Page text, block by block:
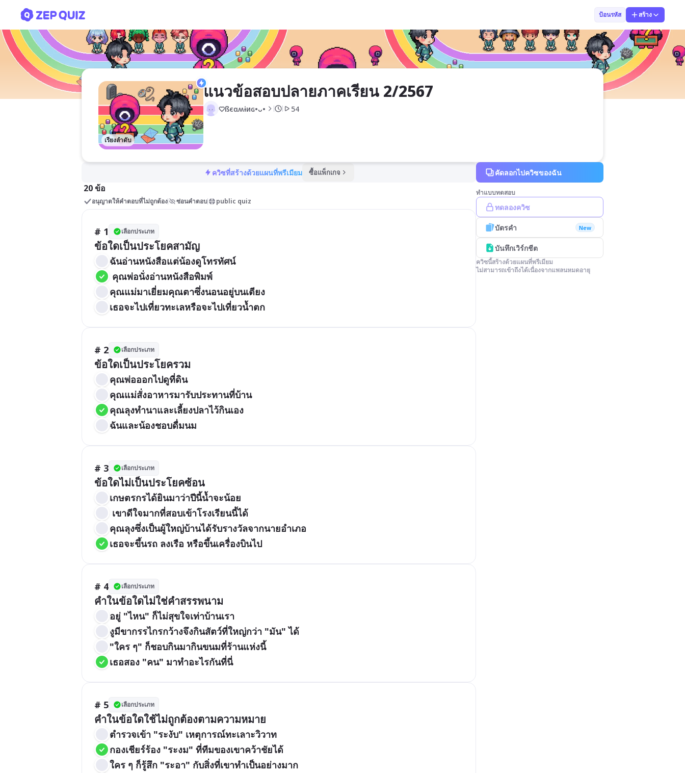
ป้อนรหัส สร้าง
เรียงลำดับ
แนวข้อสอบปลายภาคเรียน 2/2567
♡ßєɑʍɨиɢ•ᴗ• 54
ควิซที่สร้างด้วยแผนที่พรีเมียม ซื้อแพ็กเกจ
20 ข้อ
อนุญาตให้คำตอบที่ไม่ถูกต้อง ซ่อนคำตอบ public quiz
# 1 เลือกประเภท
ข้อใดเป็นประโยคสามัญ
ฉันอ่านหนังสือแต่น้องดูโทรทัศน์
คุณพ่อนั่งอ่านหนังสือพิมพ์
คุณแม่มาเยี่ยมคุณตาซึ่งนอนอยู่บนเตียง
เธอจะไปเที่ยวทะเลหรือจะไปเที่ยวน้ำตก
# 2 เลือกประเภท
ข้อใดเป็นประโยครวม
คุณพ่อออกไปดูที่ดิน
คุณแม่สั่งอาหารมารับประทานที่บ้าน
คุณลุงทำนาและเลี้ยงปลาไว้กินเอง
ฉันและน้องชอบดื่มนม
# 3 เลือกประเภท
ข้อใดไม่เป็นประโยคซ้อน
เกษตรกรได้ยินมาว่าปีนี้น้ำจะน้อย
เขาดีใจมากที่สอบเข้าโรงเรียนนี้ได้
คุณลุงซึ่งเป็นผู้ใหญ่บ้านได้รับรางวัลจากนายอำเภอ
เธอจะขึ้นรถ ลงเรือ หรือขึ้นเครื่องบินไป
# 4 เลือกประเภท
คำในข้อใดไม่ใช่คำสรรพนาม
อยู่ "ไหน" ก็ไม่สุขใจเท่าบ้านเรา
งูมีขากรรไกรกว้างจึงกินสัตว์ที่ใหญ่กว่า "มัน" ได้
"ใคร ๆ" ก็ชอบกินมากินขนมที่ร้านแห่งนี้
เธอสอง "คน" มาทำอะไรกันที่นี่
# 5 เลือกประเภท
คำในข้อใดใช้ไม่ถูกต้องตามความหมาย
ตำรวจเข้า "ระงับ" เหตุการณ์ทะเลาะวิวาท
กองเชียร์ร้อง "ระงม" ที่ทีมของเขาคว้าชัยได้
ใคร ๆ ก็รู้สึก "ระอา" กับสิ่งที่เขาทำเป็นอย่างมาก
คัดลอกไปควิซของฉัน
ทำแบบทดสอบ
ทดลองควิซ
บัตรคำ New
บันทึกเวิร์กชีต
ควิซนี้สร้างด้วยแผนที่พรีเมียม
ไม่สามารถเข้าถึงได้เนื่องจากแพลนหมดอายุ